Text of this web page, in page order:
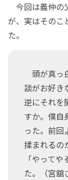
今回は義仲の
が、実はそのこ
た。
頭が真っ
談がお好き
逆にそれを
すか。僕自
った。前回
揉まれるの
「やって
た。（宮舘